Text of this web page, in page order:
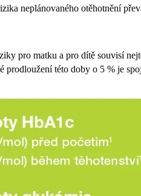
neplánovaného otěhotnění
pro matku a pro dítě souvisí
prodloužení této doby o 5 % je